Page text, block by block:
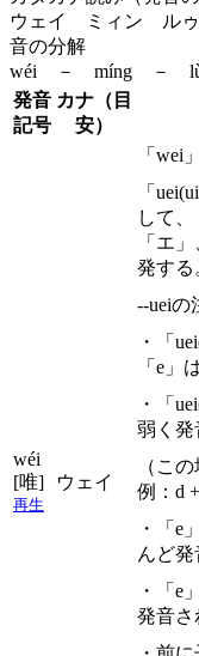
ウェイ ミィン ル
音の分解
wéi － míng －
発音
記号
カナ（目
安）
wéi
[唯]
再生
ウェイ
「wei
「
して
「エ
発する
--ueiの
・「
「e」
・「
弱く発
（こ
例：d
・「e
んど発
・「e
発音さ